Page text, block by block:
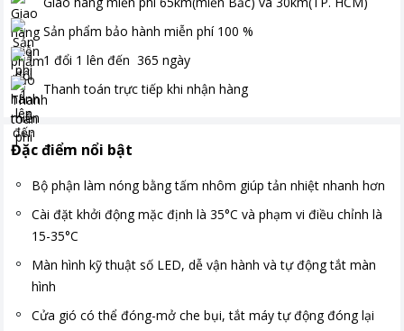
Sản phẩm bảo hành miễn phí 100 %
1 đổi 1 lên đến 365 ngày
Thanh toán trực tiếp khi nhận hàng
Đặc điểm nổi bật
Bộ phận làm nóng bằng tấm nhôm giúp tản nhiệt nhanh hơn
Cài đặt khởi động mặc định là 35°C và phạm vi điều chỉnh là
15-35°C
Màn hình kỹ thuật số LED, dễ vận hành và tự động tắt màn
hình
Cửa gió có thể đóng-mở che bụi, tắt máy tự động đóng lại